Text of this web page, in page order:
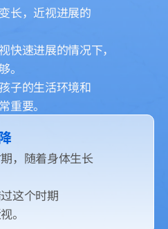
长，近视进展的
快速进展的情况下，
。
子的生活环境和
重要。
，随着身体生长
这个时期
。